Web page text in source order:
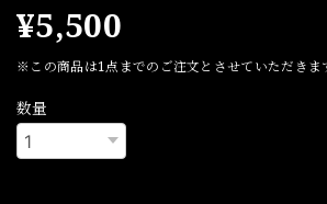
¥5,500
※この商品は1点までのご注文とさせていただきま
数量